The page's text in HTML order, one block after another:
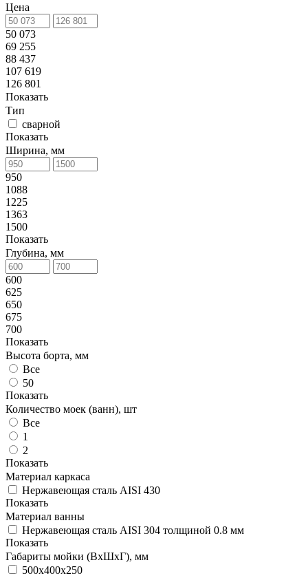
Цена
50 073
69 255
88 437
107 619
126 801
Показать
Тип
сварной
Показать
Ширина, мм
950
1088
1225
1363
1500
Показать
Глубина, мм
600
625
650
675
700
Показать
Высота борта, мм
Все
50
Показать
Количество моек (ванн), шт
Все
1
2
Показать
Материал каркаса
Нержавеющая сталь AISI 430
Показать
Материал ванны
Нержавеющая сталь AISI 304 толщиной 0.8 мм
Показать
Габариты мойки (ВxШxГ), мм
500x400x250